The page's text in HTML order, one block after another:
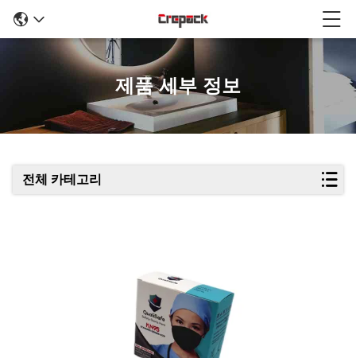
제품 세부 정보
전체 카테고리